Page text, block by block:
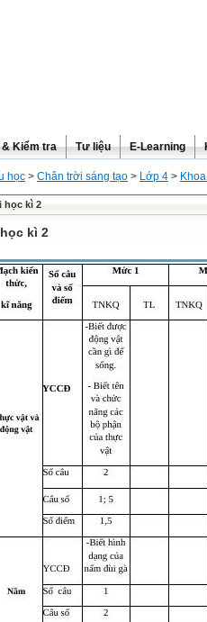
Kiểm tra Tư liệu E-Learning
học > Chân trời sáng tạo > Lớp 4 >
học kì 2
kì 2